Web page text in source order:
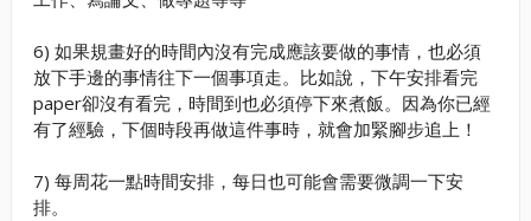
6) 如果規畫好的時間內沒有完成應該要做的事情，也必須
放下手邊的事情往下一個事項走。比如說，下午安排看完
paper卻沒有看完，時間到也必須停下來煮飯。因為你已經
有了經驗，下個時段再做這件事時，就會加緊腳步追上！
7) 每周花一點時間安排，每日也可能會需要微調一下安
排。